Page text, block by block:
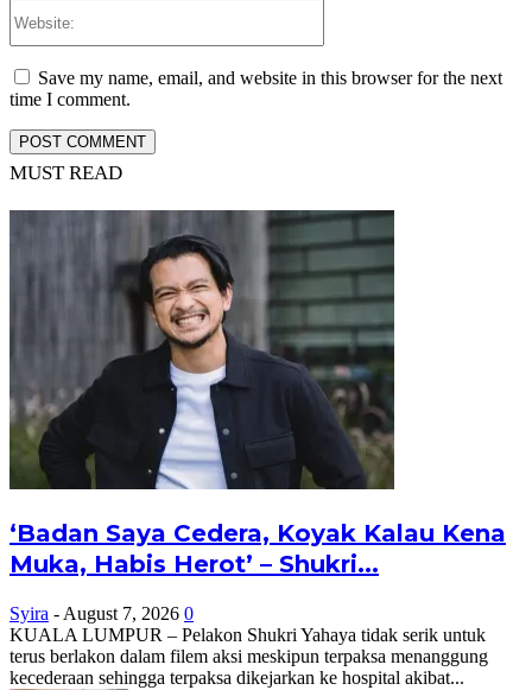
Save my name, email, and website in this browser for the next
time I comment.
MUST READ
‘Badan Saya Cedera, Koyak Kalau Kena
Muka, Habis Herot’ – Shukri...
Syira - August 7, 2026 0
KUALA LUMPUR – Pelakon Shukri Yahaya tidak serik untuk
terus berlakon dalam filem aksi meskipun terpaksa menanggung
kecederaan sehingga terpaksa dikejarkan ke hospital akibat...